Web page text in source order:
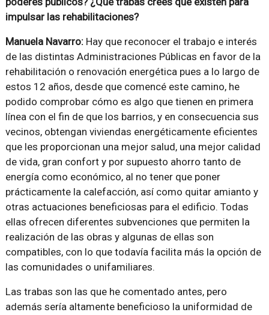
impulsar las rehabilitaciones?
Manuela Navarro:Hay que reconocer el trabajo e interés
de las distintas Administraciones Públicas en favor de la
rehabilitación o renovación energética pues a lo largo de
estos 12 años, desde que comencé este camino, he
podido comprobar cómo es algo que tienen en primera
línea con el fin de que los barrios, y en consecuencia sus
vecinos, obtengan viviendas energéticamente eficientes
que les proporcionan una mejor salud, una mejor calidad
de vida, gran confort y por supuesto ahorro tanto de
energía como económico, al no tener que poner
prácticamente la calefacción, así como quitar amianto y
otras actuaciones beneficiosas para el edificio. Todas
ellas ofrecen diferentes subvenciones que permiten la
realización de las obras y algunas de ellas son
compatibles, con lo que todavía facilita más la opción de
las comunidades o unifamiliares.
Las trabas son las que he comentado antes, pero
además sería altamente beneficioso la uniformidad de